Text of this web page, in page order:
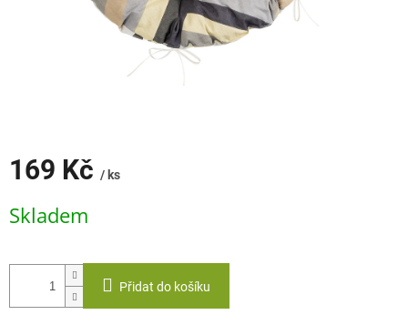
169 Kč / ks
cena:
Skladem
Přidat do košíku